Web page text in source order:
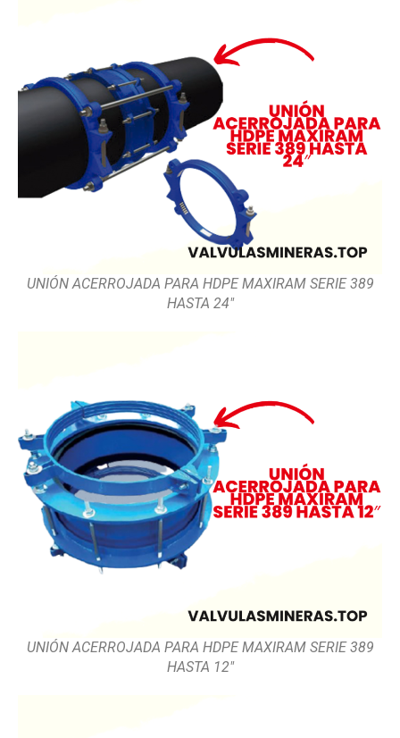
UNIÓN ACERROJADA PARA HDPE MAXIRAM SERIE 389
HASTA 24″
UNIÓN ACERROJADA PARA HDPE MAXIRAM SERIE 389
HASTA 12″